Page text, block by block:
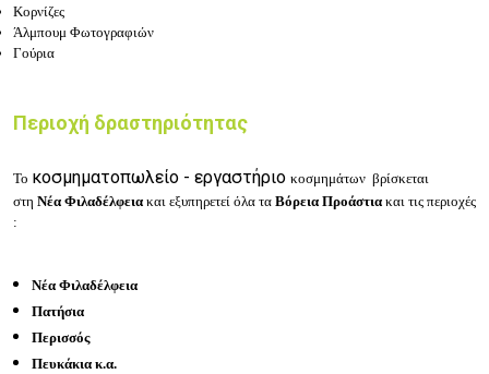
Κορνίζες
Άλμπουμ Φωτογραφιών
Γούρια
Περιοχή δραστηριότητας
Το κοσμηματοπωλείο - εργαστήριο κοσμημάτων βρίσκεται
στη Νέα Φιλαδέλφεια και εξυπηρετεί όλα τα Βόρεια Προάστια και τις περιοχές
:
Νέα Φιλαδέλφεια
Πατήσια
Περισσός
Πευκάκια κ.α.